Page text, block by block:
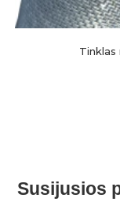
Tinklas
Susijusios